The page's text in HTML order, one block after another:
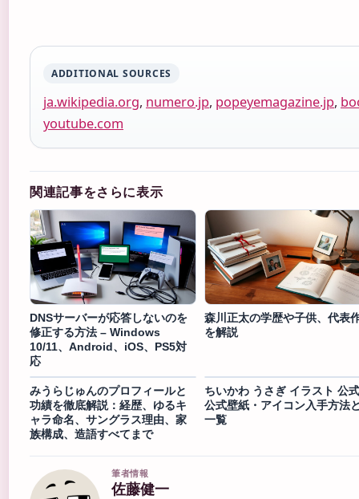
ADDITIONAL SOURCES
ja.wikipedia.org, numero.jp, popeyemagazine.jp,
youtube.com
関連記事をさらに表示
DNSサーバーが応答しないのを
修正する方法 – Windows
10/11、Android、iOS、PS5対
応
森川正太の学歴や子供、代表
を解説
みうらじゅんのプロフィールと
功績を徹底解説：経歴、ゆるキ
ャラ命名、サングラス理由、家
族構成、造語すべてまで
ちいかわ うさぎ イラスト 公
公式壁紙・アイコン入手方法
一覧
筆者情報
佐藤健一